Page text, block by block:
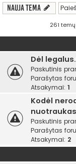
Nauja tema
261 temų
Dėl
Paskutinis
Parašytas
Atsakymai: 1
Kodėl
Paskutinis
Parašytas
Atsakymai: 2